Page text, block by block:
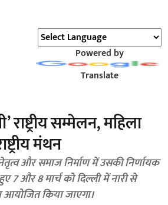
Powered by
Translate
राष्ट्रीय सम्मेलन, महिला
मंथन
और समाज निर्माण में उसकी निर्णायक
8 मार्च को दिल्ली में नारी से
सम्मेलन आयोजित किया जाएगा।